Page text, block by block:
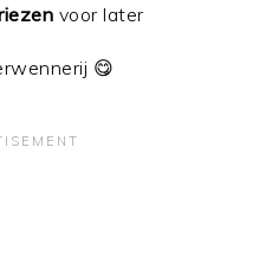
voor later
😋